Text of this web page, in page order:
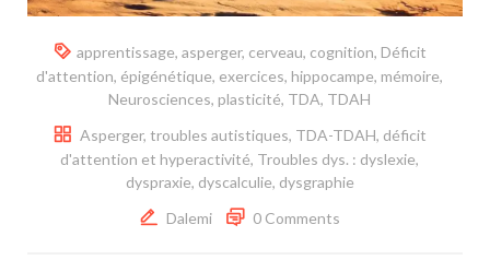
apprentissage, asperger, cerveau, cognition, Déficit
d'attention, épigénétique, exercices, hippocampe, mémoire,
Neurosciences, plasticité, TDA, TDAH
Asperger, troubles autistiques, TDA-TDAH, déficit
d'attention et hyperactivité, Troubles dys. : dyslexie,
dyspraxie, dyscalculie, dysgraphie
Dalemi
0 Comments